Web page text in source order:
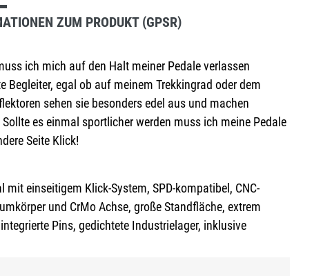
ZUM PRODUKT (GPSR)
ich mich auf den Halt meiner Pedale verlassen
Begleiter, egal ob auf meinem Trekkingrad oder dem
sehen sie besonders edel aus und machen
es einmal sportlicher werden muss ich meine Pedale
Seite Klick!
mit einseitigem Klick-System, SPD-kompatibel, CNC-
und CrMo Achse, große Standfläche, extrem
Pins, gedichtete Industrielager, inklusive